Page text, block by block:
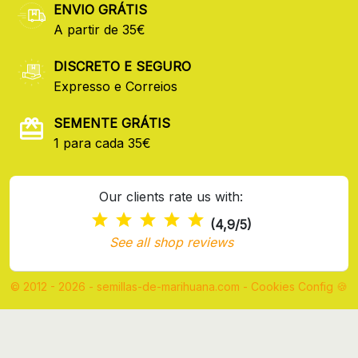
ENVIO GRÁTIS
A partir de 35€
DISCRETO E SEGURO
Expresso e Correios
SEMENTE GRÁTIS
1 para cada 35€
Our clients rate us with:
(4,9/5)
See all shop reviews
© 2012 - 2026 - semillas-de-marihuana.com - Cookies Config 🍪